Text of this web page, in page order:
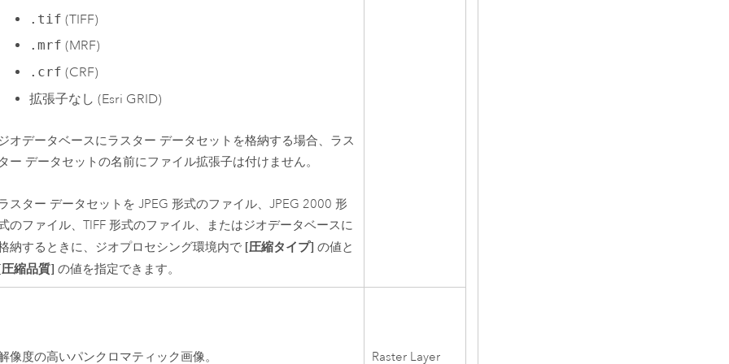
.tif (TIFF)
.mrf (MRF)
.crf (CRF)
拡張子なし (Esri GRID)
ジオデータベースにラスター データセットを格納する場合、ラス
ター データセットの名前にファイル拡張子は付けません。
スター データセットを JPEG 形式のファイル、JPEG 2000 形
のファイル、TIFF 形式のファイル、またはジオデータベースに
納するときに、ジオプロセシング環境内で [圧縮タイプ] の値と
縮品質] の値を指定できます。
像度の高いパンクロマティック画像。 Raster Layer